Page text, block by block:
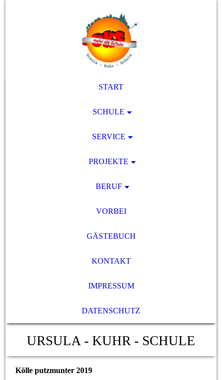
START
SCHULE
SERVICE
PROJEKTE
BERUF
VORBEI
GÄSTEBUCH
KONTAKT
IMPRESSUM
DATENSCHUTZ
URSULA - KUHR - SCHULE
Kölle putzmunter 2019